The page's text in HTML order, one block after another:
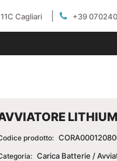
Cagliari +39
prodotto:
Carica Batterie /